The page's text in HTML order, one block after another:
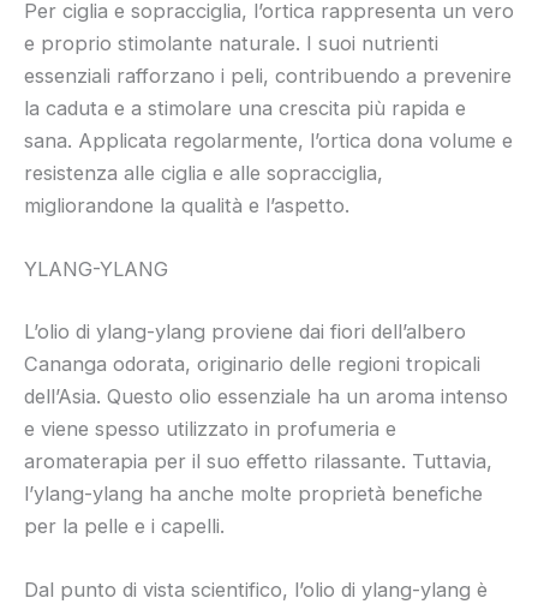
Per ciglia e sopracciglia, l’ortica rappresenta un vero
e proprio stimolante naturale. I suoi nutrienti
essenziali rafforzano i peli, contribuendo a prevenire
la caduta e a stimolare una crescita più rapida e
sana. Applicata regolarmente, l’ortica dona volume e
resistenza alle ciglia e alle sopracciglia,
migliorandone la qualità e l’aspetto.
YLANG-YLANG
L’olio di ylang-ylang proviene dai fiori dell’albero
Cananga odorata, originario delle regioni tropicali
dell’Asia. Questo olio essenziale ha un aroma intenso
e viene spesso utilizzato in profumeria e
aromaterapia per il suo effetto rilassante. Tuttavia,
l’ylang-ylang ha anche molte proprietà benefiche
per la pelle e i capelli.
Dal punto di vista scientifico, l’olio di ylang-ylang è